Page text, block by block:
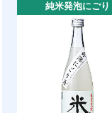
純米発泡にごり